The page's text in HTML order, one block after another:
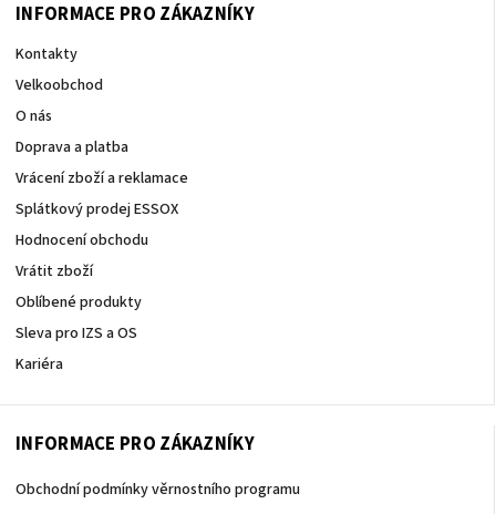
INFORMACE PRO ZÁKAZNÍKY
Kontakty
Velkoobchod
O nás
Doprava a platba
Vrácení zboží a reklamace
Splátkový prodej ESSOX
Hodnocení obchodu
Vrátit zboží
Oblíbené produkty
Sleva pro IZS a OS
Kariéra
INFORMACE PRO ZÁKAZNÍKY
Obchodní podmínky věrnostního programu